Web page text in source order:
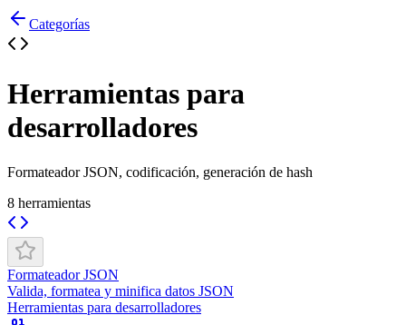
Categorías
Herramientas para
desarrolladores
Formateador JSON, codificación, generación de hash
8 herramientas
Formateador JSON
Valida, formatea y minifica datos JSON
Herramientas para desarrolladores